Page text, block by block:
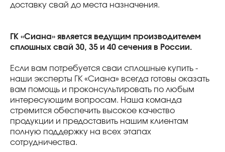
доставку свай до места назначения.
ГК «Сиана» является ведущим производителем
сплошных свай 30, 35 и 40 сечения в России.
Если вам потребуется сваи сплошные купить -
наши эксперты ГК «Сиана» всегда готовы оказать
вам помощь и проконсультировать по любым
интересующим вопросам. Наша команда
стремится обеспечить высокое качество
продукции и предоставить нашим клиентам
полную поддержку на всех этапах
сотрудничества.